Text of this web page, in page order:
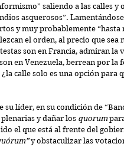
saliendo a las calles y
asquerosos”.
y muy probablemente “hasta
el orden, al precio que sea
son en Francia, admiran la
en Venezuela, berrean por la
calle solo es una opción para
líder, en su condición de
y dañar los quorum
el que está al frente del
y obstaculizar las